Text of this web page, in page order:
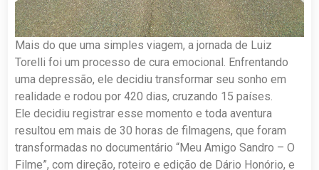
Mais do que uma simples viagem, a jornada de Luiz
Torelli foi um processo de cura emocional. Enfrentando
uma depressão, ele decidiu transformar seu sonho em
realidade e rodou por 420 dias, cruzando 15 países.
Ele decidiu registrar esse momento e toda aventura
resultou em mais de 30 horas de filmagens, que foram
transformadas no documentário “Meu Amigo Sandro – O
Filme”, com direção, roteiro e edição de Dário Honório, e